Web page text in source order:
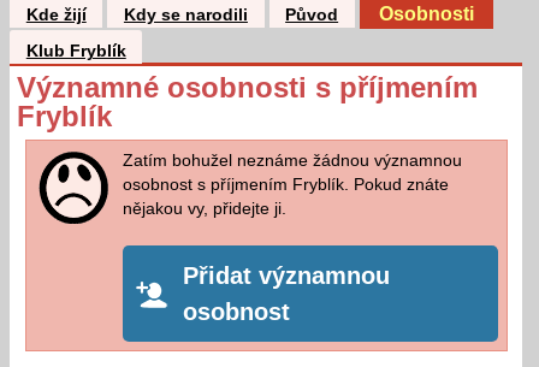
Kde žijí Kdy se narodili Původ Osobnosti
Klub Fryblík
Významné osobnosti s příjmením
Fryblík
Zatím bohužel neznáme žádnou významnou
osobnost s příjmením Fryblík. Pokud znáte
nějakou vy, přidejte ji.
Přidat významnou
osobnost